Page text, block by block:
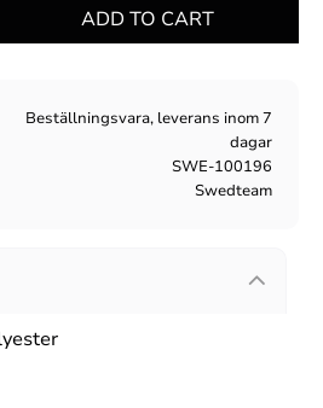
Beställningsvara, leverans inom 7
dagar
SWE-100196
Swedteam